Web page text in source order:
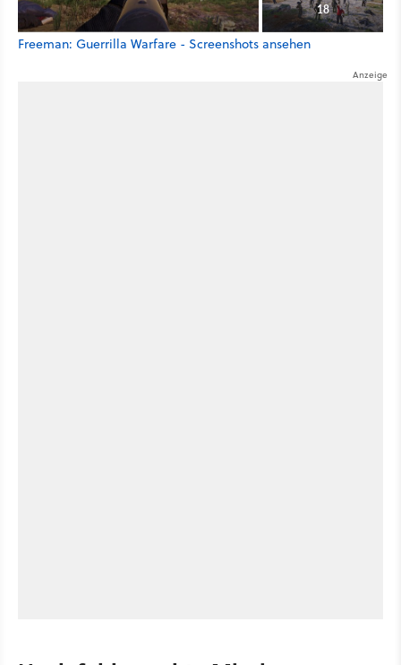
18
Freeman: Guerrilla Warfare - Screenshots ansehen